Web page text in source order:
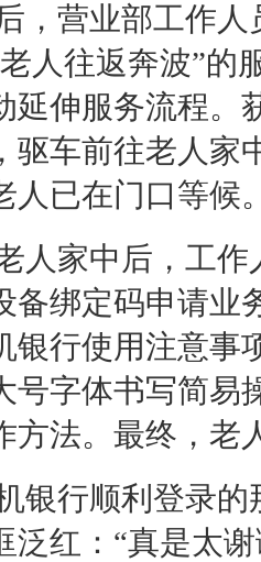
，营业部工作
人往返奔波”的
延伸服务流程。
驱车前往老人家
人已在门口等候
人家中后，工
备绑定码申请业
银行使用注意事
号字体书写简易
方法。最终，老
银行顺利登录
泛红：“真是太